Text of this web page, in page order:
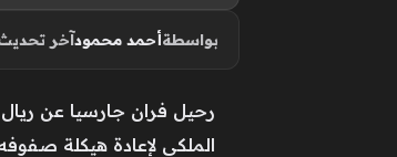
بواسطةأحمد محمودآخر
رحيل فران جارسيا عن
الملكي لإعادة هيكلة